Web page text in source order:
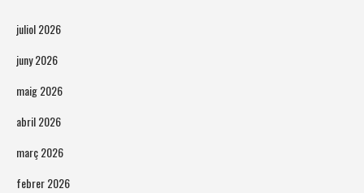
juliol 2026
juny 2026
maig 2026
abril 2026
març 2026
febrer 2026